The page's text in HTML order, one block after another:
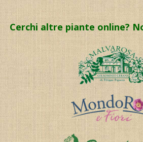
Cerchi altre piante online?